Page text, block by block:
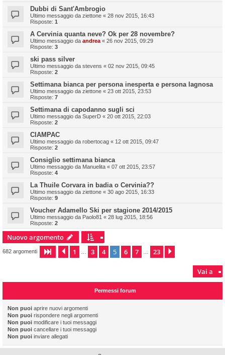
Dubbi di Sant'Ambrogio
Ultimo messaggio da ziettone « 28 nov 2015, 16:43
Risposte: 1
A Cervinia quanta neve? Ok per 28 novembre?
Ultimo messaggio da andrea « 26 nov 2015, 09:29
Risposte: 3
ski pass silver
Ultimo messaggio da stevens « 02 nov 2015, 09:45
Risposte: 2
Settimana bianca per persona inesperta e persona lagnosa
Ultimo messaggio da ziettone « 23 ott 2015, 23:53
Risposte: 7
Settimana di capodanno sugli sci
Ultimo messaggio da SuperD « 20 ott 2015, 22:03
Risposte: 2
CIAMPAC
Ultimo messaggio da robertocag « 12 ott 2015, 09:47
Risposte: 2
Consiglio settimana bianca
Ultimo messaggio da Manuelita « 07 ott 2015, 23:57
Risposte: 4
La Thuile Corvara in badia o Cervinia??
Ultimo messaggio da ziettone « 30 ago 2015, 16:33
Risposte: 9
Voucher Adamello Ski per stagione 2014/2015
Ultimo messaggio da Paolo81 « 28 lug 2015, 18:56
Risposte: 2
Nuovo argomento
682 argomenti Pagina di 23
Precedente
1 3 4 5 6 7 23
Vai a
Permessi forum
Non puoi aprire nuovi argomenti
Non puoi rispondere negli argomenti
Non puoi modificare i tuoi messaggi
Non puoi cancellare i tuoi messaggi
Non puoi inviare allegati